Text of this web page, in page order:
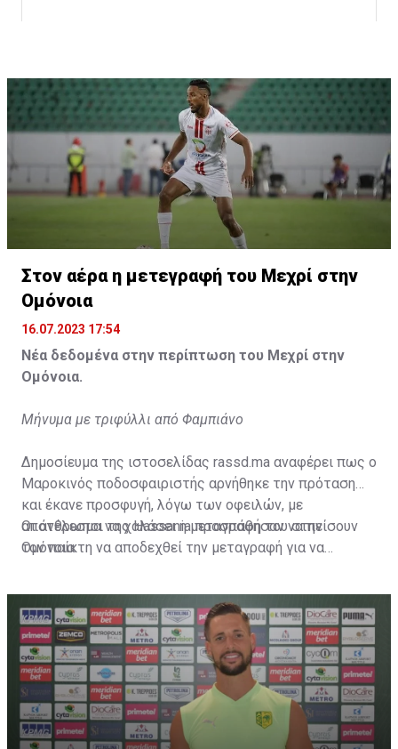
Στον αέρα η μετεγραφή του Μεχρί στην
Ομόνοια
16.07.2023 17:54
Νέα δεδομένα στην περίπτωση του Μεχρί στην
Ομόνοια.
Μήνυμα με τριφύλλι από Φαμπιάνο
Δημοσίευμα της ιστοσελίδας rassd.ma αναφέρει πως ο
Μαροκινός ποδοσφαιριστής αρνήθηκε την πρόταση
και έκανε προσφυγή, λόγω των οφειλών, με
αποτέλεσμα να χαλάσει η μεταγραφή του στην
Ομόνοια.
Οι άνθρωποι της Hassania προσπάθησαν να πείσουν
τον παίκτη να αποδεχθεί την μεταγραφή για να
να λύσει το συμβόλαιό του, ώστε να μετακομίσει
ελεύθερα σε οποιαδήποτε νέα ομάδα το τρέχον
καλοκαίρι.